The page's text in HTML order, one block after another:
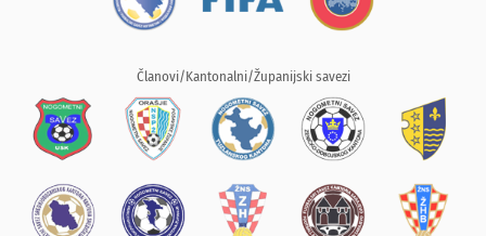
Članovi/Kantonalni/Županijski savezi